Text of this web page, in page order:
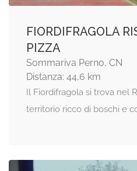
FIORDIFRAGOLA
PIZZA
Sommariva Perno, CN
Distanza: 44,6 km
Il Fiordifragola si trova nel
territorio ricco di boschi e